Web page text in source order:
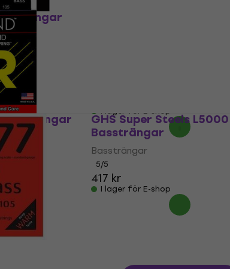
I lager för E-shop
20
GHS Super Steels L5000
Bassträngar
Bassträngar
5/5
417 kr
I lager för E-shop